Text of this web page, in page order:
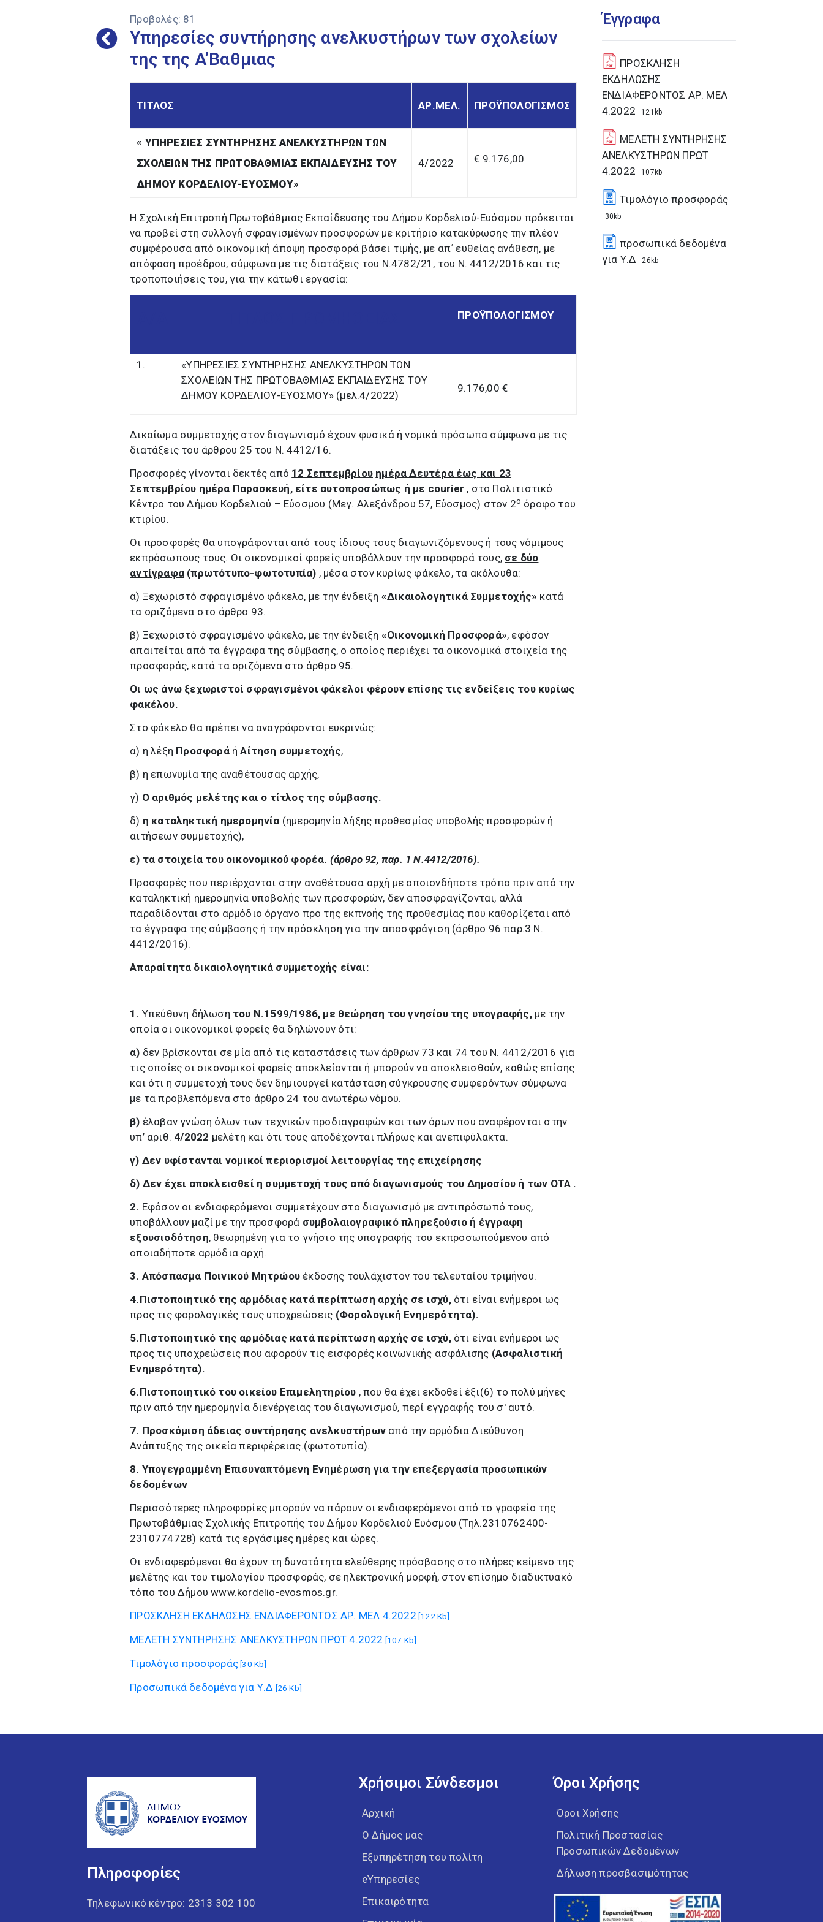
Προβολές: 81
Υπηρεσίες συντήρησης ανελκυστήρων των σχολείων
της της A’Βαθμιας
ΤΙΤΛΟΣ ΑΡ.ΜΕΛ. ΠΡΟΫΠΟΛΟΓΙΣΜΟΣ
« ΥΠΗΡΕΣΙΕΣ ΣΥΝΤΗΡΗΣΗΣ ΑΝΕΛΚΥΣΤΗΡΩΝ ΤΩΝ
ΣΧΟΛΕΙΩΝ ΤΗΣ ΠΡΩΤΟΒΑΘΜΙΑΣ ΕΚΠΑΙΔΕΥΣΗΣ ΤΟΥ
ΔΗΜΟΥ ΚΟΡΔΕΛΙΟΥ-ΕΥΟΣΜΟΥ»
4/2022 € 9.176,00
Η Σχολική Επιτροπή Πρωτοβάθμιας Εκπαίδευσης του Δήμου Κορδελιού-Ευόσμου πρόκειται
να προβεί στη συλλογή σφραγισμένων προσφορών με κριτήριο κατακύρωσης την πλέον
συμφέρουσα από οικονομική άποψη προσφορά βάσει τιμής, με απ΄ ευθείας ανάθεση, με
απόφαση προέδρου, σύμφωνα με τις διατάξεις του Ν.4782/21, του Ν. 4412/2016 και τις
τροποποιήσεις του, για την κάτωθι εργασία:
ΠΡΟΫΠΟΛΟΓΙΣΜΟΥ
1.
«ΥΠΗΡΕΣΙΕΣ ΣΥΝΤΗΡΗΣΗΣ ΑΝΕΛΚΥΣΤΗΡΩΝ ΤΩΝ
ΣΧΟΛΕΙΩΝ ΤΗΣ ΠΡΩΤΟΒΑΘΜΙΑΣ ΕΚΠΑΙΔΕΥΣΗΣ ΤΟΥ
ΔΗΜΟΥ ΚΟΡΔΕΛΙΟΥ-ΕΥΟΣΜΟΥ» (μελ.4/2022)
9.176,00 €
Δικαίωμα συμμετοχής στον διαγωνισμό έχουν φυσικά ή νομικά πρόσωπα σύμφωνα με τις
διατάξεις του άρθρου 25 του Ν. 4412/16.
Προσφορές γίνονται δεκτές από 12 Σεπτεμβρίου ημέρα Δευτέρα έως και 23
Σεπτεμβρίου ημέρα Παρασκευή, είτε αυτοπροσώπως ή με courier , στο Πολιτιστικό
Κέντρο του Δήμου Κορδελιού – Εύοσμου (Μεγ. Αλεξάνδρου 57, Εύοσμος) στον 2ο όροφο του
κτιρίου.
Οι προσφορές θα υπογράφονται από τους ίδιους τους διαγωνιζόμενους ή τους νόμιμους
εκπρόσωπους τους. Οι οικονομικοί φορείς υποβάλλουν την προσφορά τους, σε δύο
αντίγραφα (πρωτότυπο-φωτοτυπία) , μέσα στον κυρίως φάκελο, τα ακόλουθα:
α) Ξεχωριστό σφραγισμένο φάκελο, με την ένδειξη «Δικαιολογητικά Συμμετοχής» κατά
τα οριζόμενα στο άρθρο 93.
β) Ξεχωριστό σφραγισμένο φάκελο, με την ένδειξη «Οικονομική Προσφορά», εφόσον
απαιτείται από τα έγγραφα της σύμβασης, ο οποίος περιέχει τα οικονομικά στοιχεία της
προσφοράς, κατά τα οριζόμενα στο άρθρο 95.
Οι ως άνω ξεχωριστοί σφραγισμένοι φάκελοι φέρουν επίσης τις ενδείξεις του κυρίως
φακέλου.
Στο φάκελο θα πρέπει να αναγράφονται ευκρινώς:
α) η λέξη Προσφορά ήΑίτηση συμμετοχής,
β) η επωνυμία της αναθέτουσας αρχής,
γ) Ο αριθμός μελέτης και ο τίτλος της σύμβασης.
δ) η καταληκτική ημερομηνία (ημερομηνία λήξης προθεσμίας υποβολής προσφορών ή
αιτήσεων συμμετοχής),
ε) τα στοιχεία του οικονομικού φορέα. (άρθρο 92, παρ. 1 Ν.4412/2016).
Προσφορές που περιέρχονται στην αναθέτουσα αρχή με οποιονδήποτε τρόπο πριν από την
καταληκτική ημερομηνία υποβολής των προσφορών, δεν αποσφραγίζονται, αλλά
παραδίδονται στο αρμόδιο όργανο προ της εκπνοής της προθεσμίας που καθορίζεται από
τα έγγραφα της σύμβασης ή την πρόσκληση για την αποσφράγιση (άρθρο 96 παρ.3 Ν.
4412/2016).
Απαραίτητα δικαιολογητικά συμμετοχής είναι:
1. Υπεύθυνη δήλωση του Ν.1599/1986, με θεώρηση του γνησίου της υπογραφής, με την
οποία οι οικονομικοί φορείς θα δηλώνουν ότι:
α) δεν βρίσκονται σε μία από τις καταστάσεις των άρθρων 73 και 74 του Ν. 4412/2016 για
τις οποίες οι οικονομικοί φορείς αποκλείονται ή μπορούν να αποκλεισθούν, καθώς επίσης
και ότι η συμμετοχή τους δεν δημιουργεί κατάσταση σύγκρουσης συμφερόντων σύμφωνα
με τα προβλεπόμενα στο άρθρο 24 του ανωτέρω νόμου.
β) έλαβαν γνώση όλων των τεχνικών προδιαγραφών και των όρων που αναφέρονται στην
υπ’ αριθ. 4/2022 μελέτη και ότι τους αποδέχονται πλήρως και ανεπιφύλακτα.
γ) Δεν υφίστανται νομικοί περιορισμοί λειτουργίας της επιχείρησης
δ) Δεν έχει αποκλεισθεί η συμμετοχή τους από διαγωνισμούς του Δημοσίου ή των ΟΤΑ .
2. Εφόσον οι ενδιαφερόμενοι συμμετέχουν στο διαγωνισμό με αντιπρόσωπό τους,
υποβάλλουν μαζί με την προσφορά συμβολαιογραφικό πληρεξούσιο ή έγγραφη
εξουσιοδότηση, θεωρημένη για το γνήσιο της υπογραφής του εκπροσωπούμενου από
οποιαδήποτε αρμόδια αρχή.
3. Απόσπασμα Ποινικού Μητρώου έκδοσης τουλάχιστον του τελευταίου τριμήνου.
4.Πιστοποιητικό της αρμόδιας κατά περίπτωση αρχής σε ισχύ,ότι είναι ενήμεροι ως
προς τις φορολογικές τους υποχρεώσεις (Φορολογική Ενημερότητα).
5.Πιστοποιητικό της αρμόδιας κατά περίπτωση αρχής σε ισχύ,ότι είναι ενήμεροι ως
προς τις υποχρεώσεις που αφορούν τις εισφορές κοινωνικής ασφάλισης (Ασφαλιστική
Ενημερότητα).
6.Πιστοποιητικό του οικείου Επιμελητηρίου , που θα έχει εκδοθεί έξι(6) το πολύ μήνες
πριν από την ημερομηνία διενέργειας του διαγωνισμού, περί εγγραφής του σ' αυτό.
7. Προσκόμιση άδειας συντήρησης ανελκυστήρων από την αρμόδια Διεύθυνση
Ανάπτυξης της οικεία περιφέρειας.(φωτοτυπία).
8. Υπογεγραμμένη Επισυναπτόμενη Ενημέρωση για την επεξεργασία προσωπικών
δεδομένων
Περισσότερες πληροφορίες μπορούν να πάρουν οι ενδιαφερόμενοι από το γραφείο της
Πρωτοβάθμιας Σχολικής Επιτροπής του Δήμου Κορδελιού Ευόσμου (Τηλ.2310762400-
2310774728) κατά τις εργάσιμες ημέρες και ώρες.
Οι ενδιαφερόμενοι θα έχουν τη δυνατότητα ελεύθερης πρόσβασης στο πλήρες κείμενο της
μελέτης και του τιμολογίου προσφοράς, σε ηλεκτρονική μορφή, στον επίσημο διαδικτυακό
τόπο του Δήμου www.kordelio-evosmos.gr.
ΠΡΟΣΚΛΗΣΗ ΕΚΔΗΛΩΣΗΣ ΕΝΔΙΑΦΕΡΟΝΤΟΣ ΑΡ. ΜΕΛ 4.2022 [122 Kb]
ΜΕΛΕΤΗ ΣΥΝΤΗΡΗΣΗΣ ΑΝΕΛΚΥΣΤΗΡΩΝ ΠΡΩΤ 4.2022 [107 Kb]
Τιμολόγιο προσφοράς [30 Kb]
Προσωπικά δεδομένα για Υ.Δ [26 Kb]
Έγγραφα
ΠΡΟΣΚΛΗΣΗ
ΕΚΔΗΛΩΣΗΣ
ΕΝΔΙΑΦΕΡΟΝΤΟΣ ΑΡ. ΜΕΛ
4.2022
121kb
ΜΕΛΕΤΗ ΣΥΝΤΗΡΗΣΗΣ
ΑΝΕΛΚΥΣΤΗΡΩΝ ΠΡΩΤ
4.2022
107kb
Τιμολόγιο προσφοράς
30kb
προσωπικά δεδομένα
για Υ.Δ
26kb
Πληροφορίες
Τηλεφωνικό κέντρο: 2313 302 100
Χρήσιμοι Σύνδεσμοι
Αρχική
Ο Δήμος μας
Εξυπηρέτηση του πολίτη
eΥπηρεσίες
Επικαιρότητα
Όροι Χρήσης
Όροι Χρήσης
Πολιτική Προστασίας
Προσωπικών Δεδομένων
Δήλωση προσβασιμότητας